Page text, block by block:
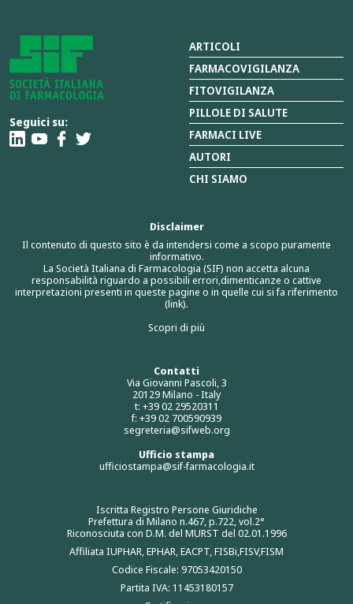
Seguici su:
Contatti
Via Giovanni Pascoli, 3
20129 Milano - Italy
t: +39 02 29520311
f: +39 02 700590939
segreteria@sifweb.org
Ufficio stampa
ufficiostampa@sif-farmacologia.it
Iscritta Registro Persone Giuridiche
Prefettura di Milano n.467, p.722, vol.2°
Riconosciuta con D.M. del MURST del 02.01.1996
Affiliata IUPHAR, EPHAR, EACPT, FISBi,FISV,FISM
Codice Fiscale: 97053420150
Partita IVA: 11453180157
Disclaimer
Il contenuto di questo sito è da intendersi come a scopo puramente
informativo.
La Società Italiana di Farmacologia (SIF) non accetta alcuna
responsabilità riguardo a possibili errori,dimenticanze o cattive
interpretazioni presenti in queste pagine o in quelle cui si fa riferimento
(link).
Scopri di più
ARTICOLI
FARMACOVIGILANZA
FITOVIGILANZA
PILLOLE DI SALUTE
FARMACI LIVE
AUTORI
CHI SIAMO